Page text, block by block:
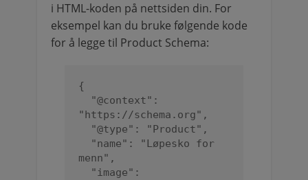
i HTML-koden på nettsiden din. For
eksempel kan du bruke følgende kode
for å legge til Product Schema:
{
"https://schema.org",
menn",